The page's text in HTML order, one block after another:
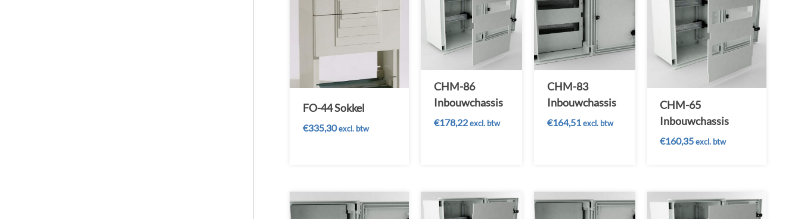
FO-44 Sokkel
€335,30 excl. btw
CHM-86
Inbouwchassis
€178,22 excl. btw
CHM-83
Inbouwchassis
€164,51 excl. btw
CHM-65
Inbouwchassis
€160,35 excl. btw